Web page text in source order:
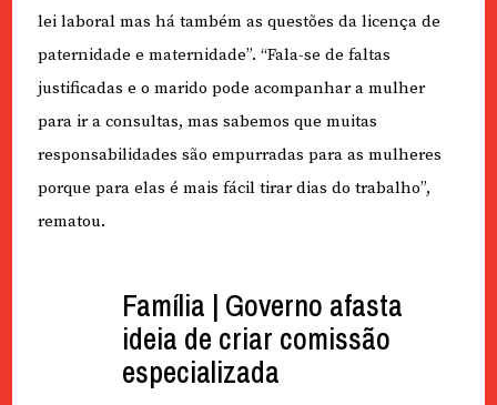
lei laboral mas há também as questões da licença de
paternidade e maternidade”. “Fala-se de faltas
justificadas e o marido pode acompanhar a mulher
para ir a consultas, mas sabemos que muitas
responsabilidades são empurradas para as mulheres
porque para elas é mais fácil tirar dias do trabalho”,
rematou.
Família | Governo afasta
ideia de criar comissão
especializada